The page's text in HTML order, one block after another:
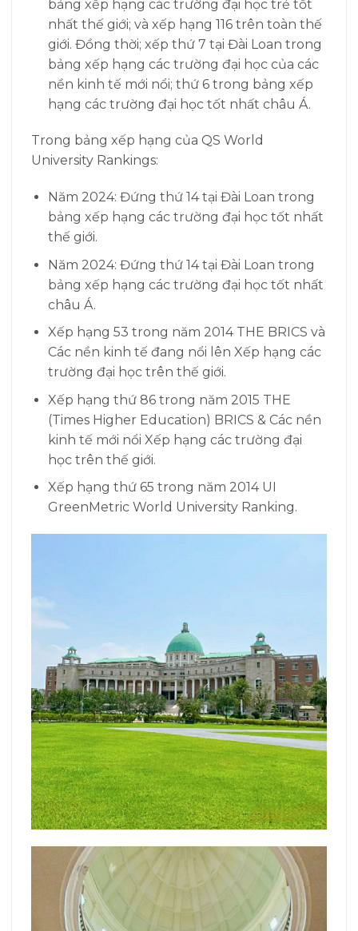
bảng xếp hạng các trường đại học trẻ tốt
nhất thế giới; và xếp hạng 116 trên toàn thế
giới. Đồng thời; xếp thứ 7 tại Đài Loan trong
bảng xếp hạng các trường đại học của các
nền kinh tế mới nổi; thứ 6 trong bảng xếp
hạng các trường đại học tốt nhất châu Á.
Trong bảng xếp hạng của QS World
University Rankings:
Năm 2024: Đứng thứ 14 tại Đài Loan trong
bảng xếp hạng các trường đại học tốt nhất
thế giới.
Năm 2024: Đứng thứ 14 tại Đài Loan trong
bảng xếp hạng các trường đại học tốt nhất
châu Á.
Xếp hạng 53 trong năm 2014 THE BRICS và
Các nền kinh tế đang nổi lên Xếp hạng các
trường đại học trên thế giới.
Xếp hạng thứ 86 trong năm 2015 THE
(Times Higher Education) BRICS & Các nền
kinh tế mới nổi Xếp hạng các trường đại
học trên thế giới.
Xếp hạng thứ 65 trong năm 2014 UI
GreenMetric World University Ranking.